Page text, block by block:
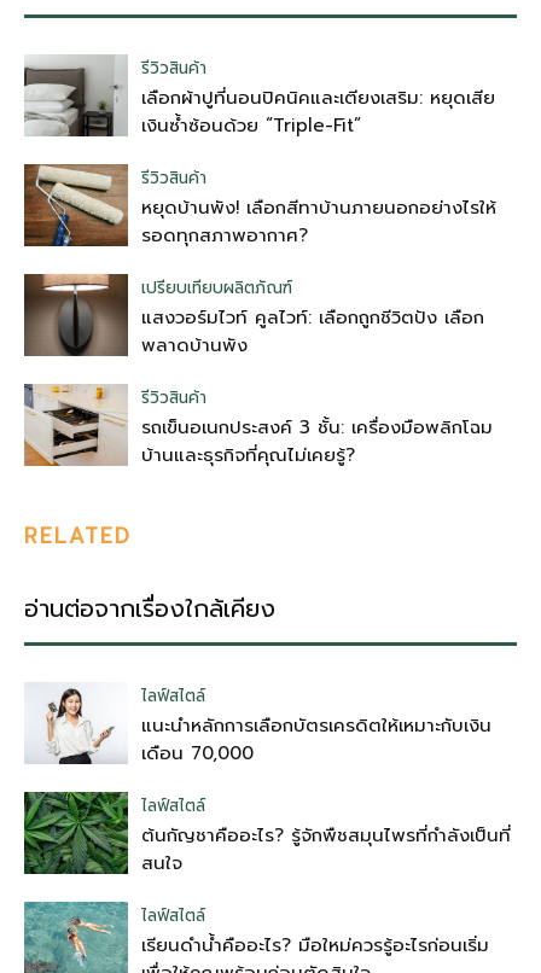
รีวิวสินค้า
เลือกผ้าปูที่นอนปิคนิคและเตียงเสริม: หยุดเสีย
เงินซ้ำซ้อนด้วย “Triple-Fit”
รีวิวสินค้า
หยุดบ้านพัง! เลือกสีทาบ้านภายนอกอย่างไรให้
รอดทุกสภาพอากาศ?
เปรียบเทียบผลิตภัณฑ์
แสงวอร์มไวท์ คูลไวท์: เลือกถูกชีวิตปัง เลือก
พลาดบ้านพัง
รีวิวสินค้า
รถเข็นอเนกประสงค์ 3 ชั้น: เครื่องมือพลิกโฉม
บ้านและธุรกิจที่คุณไม่เคยรู้?
RELATED
อ่านต่อจากเรื่องใกล้เคียง
ไลฟ์สไตล์
แนะนำหลักการเลือกบัตรเครดิตให้เหมาะกับเงิน
เดือน 70,000
ไลฟ์สไตล์
ต้นกัญชาคืออะไร? รู้จักพืชสมุนไพรที่กำลังเป็นที่
สนใจ
ไลฟ์สไตล์
เรียนดำน้ำคืออะไร? มือใหม่ควรรู้อะไรก่อนเริ่ม